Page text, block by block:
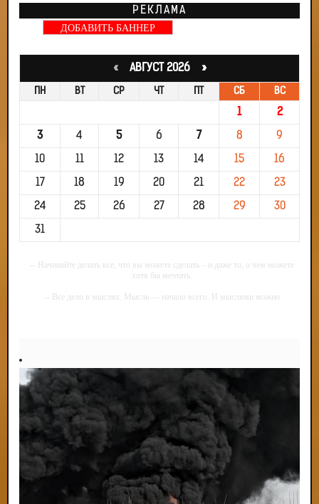
РЕКЛАМА
ДОБАВИТЬ БАННЕР
«АВГУСТ 2026 »
ПН ВТ СР ЧТ ПТ СБ ВС
1 2
3 4 5 6 7 8 9
10 11 12 13 14 15 16
17 18 19 20 21 22 23
24 25 26 27 28 29 30
31
-- Начинайте делать все, что вы можете сделать – и даже то, о чем можете
хотя бы мечтать.
-- Все дело в мыслях. Мысль — начало всего. И мыслями можно
-- Самое большое богатство — это ум. Самая большая нищета — глупость.
Из всех страхов самый пугающий — самолюбование.
-- Лучшее, что можно сделать с хорошим советом, это пропустить его
мимо ушей. Он никогда не бывает полезен никому, кроме того, кто его дал.
-- Люблю давать советы и очень не люблю, когда их дают мне.